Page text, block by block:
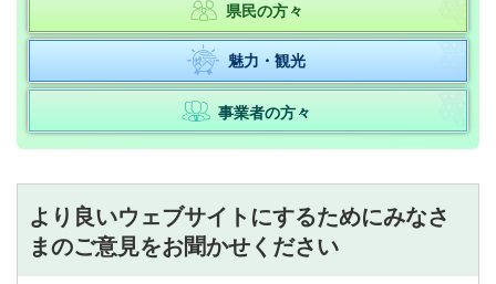
県民の方々
魅力・観光
事業者の方々
より良いウェブサイトにするためにみなさ
まのご意見をお聞かせください